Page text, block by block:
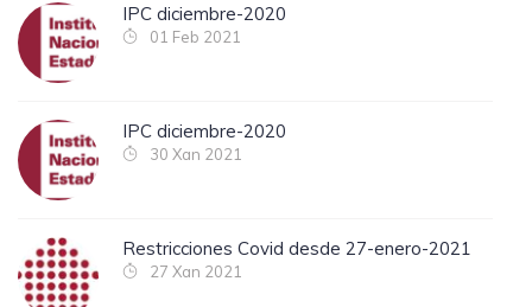
IPC diciembre-2020
01 Feb 2021
IPC diciembre-2020
30 Xan 2021
Restricciones Covid desde 27-enero-2021
27 Xan 2021